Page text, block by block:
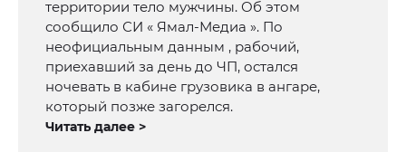
территории тело мужчины. Об этом
сообщило СИ « Ямал-Медиа ». По
неофициальным данным , рабочий,
приехавший за день до ЧП, остался
ночевать в кабине грузовика в ангаре,
который позже загорелся.
Читать далее >